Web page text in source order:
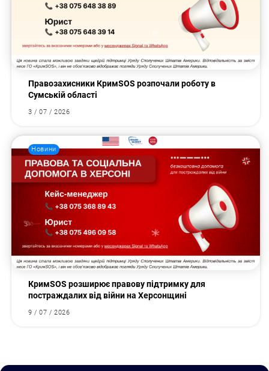
Правозахисники КримSOS розпочали роботу в
Сумській області
3 / 07 / 2026
Новини
КримSOS розширює правову підтримку для
постраждалих від війни на Херсонщині
9 / 07 / 2026